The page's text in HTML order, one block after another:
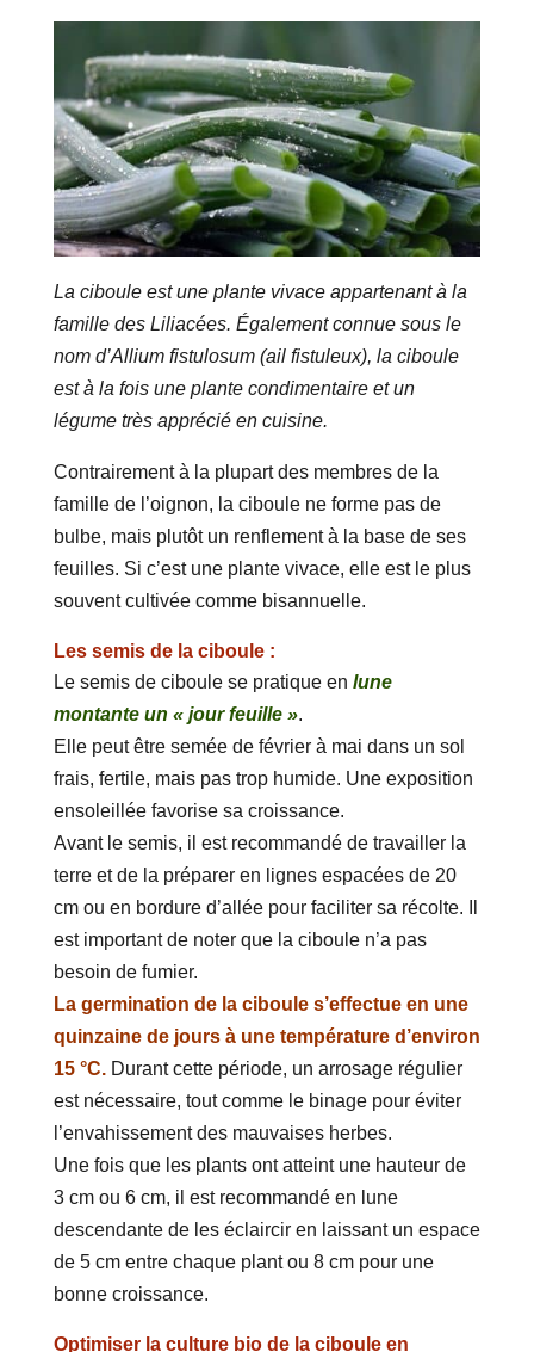
La ciboule est une plante vivace appartenant à la
famille des Liliacées. Également connue sous le
nom d’Allium fistulosum (ail fistuleux), la ciboule
est à la fois une plante condimentaire et un
légume très apprécié en cuisine.
Contrairement à la plupart des membres de la
famille de l’oignon, la ciboule ne forme pas de
bulbe, mais plutôt un renflement à la base de ses
feuilles. Si c’est une plante vivace, elle est le plus
souvent cultivée comme bisannuelle.
Les semis de la ciboule :
Le semis de ciboule se pratique en lune
montante un « jour feuille ».
Elle peut être semée de février à mai dans un sol
frais, fertile, mais pas trop humide. Une exposition
ensoleillée favorise sa croissance.
Avant le semis, il est recommandé de travailler la
terre et de la préparer en lignes espacées de 20
cm ou en bordure d’allée pour faciliter sa récolte. Il
est important de noter que la ciboule n’a pas
besoin de fumier.
La germination de la ciboule s’effectue en une
quinzaine de jours à une température d’environ
15 °C.Durant cette période, un arrosage régulier
est nécessaire, tout comme le binage pour éviter
l’envahissement des mauvaises herbes.
Une fois que les plants ont atteint une hauteur de
3 cm ou 6 cm, il est recommandé en lune
descendante de les éclaircir en laissant un espace
de 5 cm entre chaque plant ou 8 cm pour une
bonne croissance.
Optimiser la culture bio de la ciboule en